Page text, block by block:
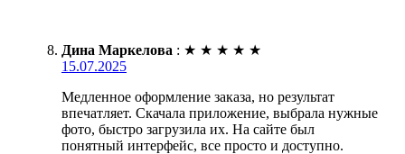
Дина Маркелова : ★ ★ ★ ★ ★
15.07.2025
Медленное оформление заказа, но результат
впечатляет. Скачала приложение, выбрала нужные
фото, быстро загрузила их. На сайте был
понятный интерфейс, все просто и доступно.